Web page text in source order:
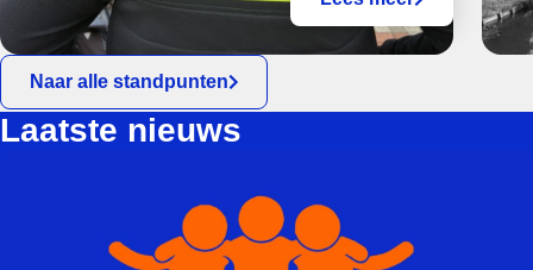
Naar alle standpunten
Laatste nieuws